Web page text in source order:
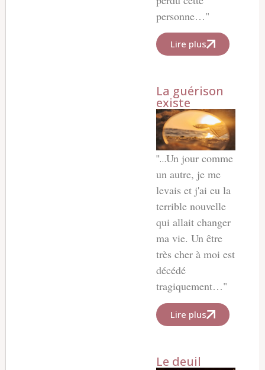
personne…"
Lire plus
La guérison
existe
"…Un jour comme
un autre, je me
levais et j'ai eu la
terrible nouvelle
qui allait changer
ma vie. Un être
très cher à moi est
décédé
tragiquement…"
Lire plus
Le deuil